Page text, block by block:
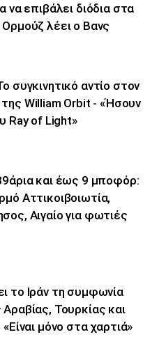
να επιβάλει διόδια στα
λέει ο Βανς
συγκινητικό αντίο στον
William Orbit - «Ήσουν
Ray of Light»
και έως 9 μποφόρ:
Αττικοιβοιωτία,
Αιγαίο για φωτιές
το Ιράν τη συμφωνία
Τουρκίας και
μόνο στα χαρτιά»